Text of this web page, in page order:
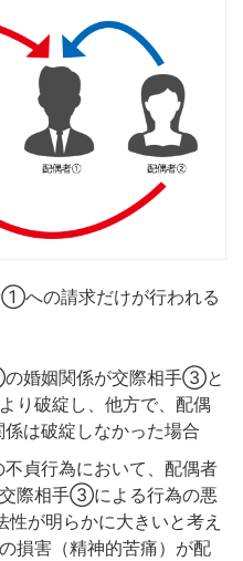
への請求だけが行われる
婚姻関係が交際相手③と
り破綻し、他方で、配偶
は破綻しなかった場合
貞行為において、配偶者
際相手③による行為の悪
が明らかに大きいと考え
損害（精神的苦痛）が配